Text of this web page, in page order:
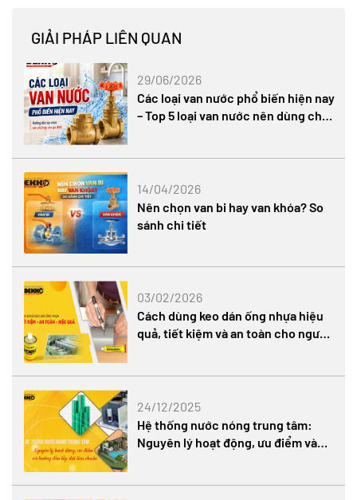
GIẢI PHÁP LIÊN QUAN
29/06/2026
Các loại van nước phổ biến hiện nay
– Top 5 loại van nước nên dùng cho
14/04/2026
Nên chọn van bi hay van khóa? So
sánh chi tiết
03/02/2026
Cách dùng keo dán ống nhựa hiệu
quả, tiết kiệm và an toàn cho người
24/12/2025
Hệ thống nước nóng trung tâm:
Nguyên lý hoạt động, ưu điểm và